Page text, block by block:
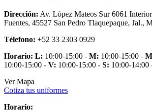
Dirección: Av. López Mateos Sur 6061
Fuentes, 45527 San Pedro Tlaquepaque, Jal.,
Télefono: +52 33 2303 0929
Horario: L: 10:00-15:00 - M: 10:00-15:00 -
10:00-15:00 - V: 10:00-15:00 - S: 10:00-14:00
Ver Mapa
Cotiza tus uniformes
Horario: